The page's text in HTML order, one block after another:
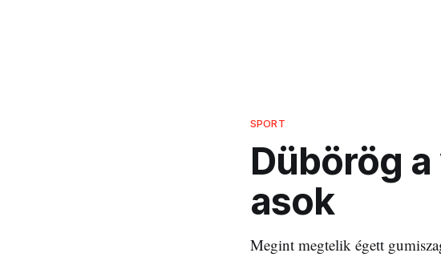
SPORT
Dübörög
asok
Megint megtelik égett